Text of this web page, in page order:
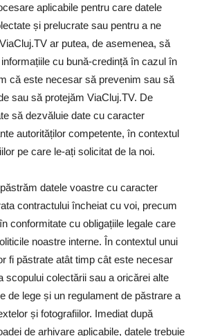
aplicabile pentru care datele
și prelucrate sau pentru a ne
ar putea, de asemenea, să
cu bună-credință în cazul în
că este necesar să prevenim sau să
sau să protejăm ViaCluj.TV. De
să dezvăluie date cu caracter
autorităților competente, în contextul
pe care le-ați solicitat de la noi.
datele voastre cu caracter
contractului încheiat cu voi, precum
conformitate cu obligațiile legale care
noastre interne. În contextul unui
fi păstrate atât timp cât este necesar
scopului colectării sau a oricărei alte
de lege și un regulament de păstrare a
și fotografiilor. Imediat după
de arhivare aplicabile, datele trebuie